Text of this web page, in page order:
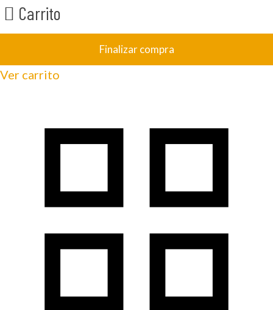
Carrito
Finalizar compra
Ver carrito